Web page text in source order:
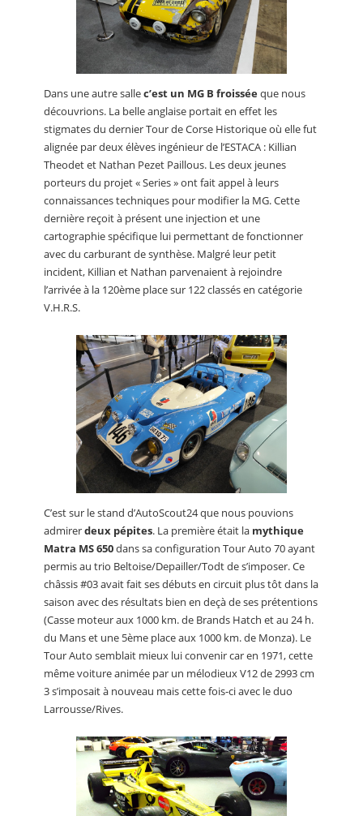
Dans une autre sallec’est un MG B froisséeque nous
découvrions. La belle anglaise portait en effet les
stigmates du dernier Tour de Corse Historique où elle fut
alignée par deux élèves ingénieur de l’ESTACA : Killian
Theodet et Nathan Pezet Paillous. Les deux jeunes
porteurs du projet « Series » ont fait appel à leurs
connaissances techniques pour modifier la MG. Cette
dernière reçoit à présent une injection et une
cartographie spécifique lui permettant de fonctionner
avec du carburant de synthèse. Malgré leur petit
incident, Killian et Nathan parvenaient à rejoindre
l’arrivée à la 120ème place sur 122 classés en catégorie
V.H.R.S.
C’est sur le stand d’AutoScout24 que nous pouvions
admirerdeux pépites. La première était la mythique
Matra MS 650dans sa configuration Tour Auto 70 ayant
permis au trio Beltoise/Depailler/Todt de s’imposer. Ce
châssis #03 avait fait ses débuts en circuit plus tôt dans la
saison avec des résultats bien en deçà de ses prétentions
(Casse moteur aux 1000 km. de Brands Hatch et au 24 h.
du Mans et une 5ème place aux 1000 km. de Monza). Le
Tour Auto semblait mieux lui convenir car en 1971, cette
même voiture animée par un mélodieux V12 de 2993 cm
3 s’imposait à nouveau mais cette fois-ci avec le duo
Larrousse/Rives.